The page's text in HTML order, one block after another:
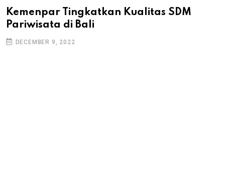
Kemenpar Tingkatkan Kualitas SDM
Pariwisata di Bali
DECEMBER 9, 2022